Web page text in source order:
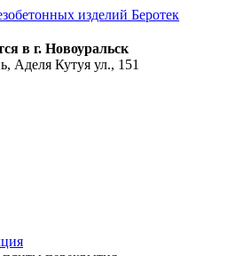
в г. Новоуральск
, Аделя Кутуя ул., 151